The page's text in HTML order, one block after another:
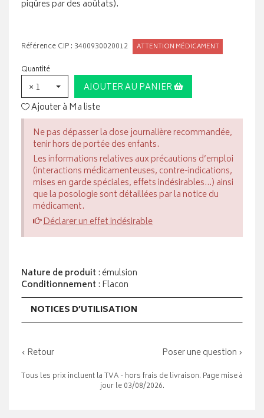
piqûres par des aoûtats).
Référence CIP : 3400930020012 ATTENTION MÉDICAMENT
Quantité
× 1
AJOUTER AU PANIER
Ajouter à Ma liste
Ne pas dépasser la dose journalière recommandée,
tenir hors de portée des enfants.
Les informations relatives aux précautions d’emploi
(interactions médicamenteuses, contre-indications,
mises en garde spéciales, effets indésirables...) ainsi
que la posologie sont détaillées par la notice du
médicament.
Déclarer un effet indésirable
Nature de produit : émulsion
Conditionnement : Flacon
NOTICES D’UTILISATION
‹ Retour Poser une question ›
Tous les prix incluent la TVA - hors frais de livraison. Page mise à
jour le 03/08/2026.